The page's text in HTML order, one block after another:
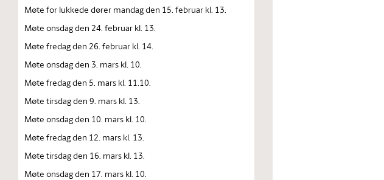
Møte for lukkede dører mandag den 15. februar kl. 13.
Møte onsdag den 24. februar kl. 13.
Møte fredag den 26. februar kl. 14.
Møte onsdag den 3. mars kl. 10.
Møte fredag den 5. mars kl. 11.10.
Møte tirsdag den 9. mars kl. 13.
Møte onsdag den 10. mars kl. 10.
Møte fredag den 12. mars kl. 13.
Møte tirsdag den 16. mars kl. 13.
Møte onsdag den 17. mars kl. 10.